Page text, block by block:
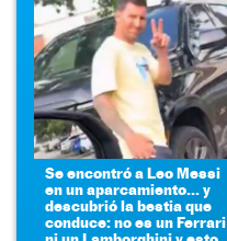
Se encontró a Leo Messi
en un aparcamiento... y
descubrió la bestia que
conduce: no es un Ferrari